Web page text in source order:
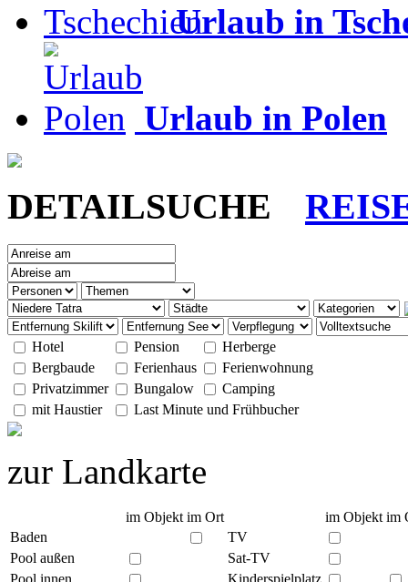
Urlaub in
Urlaub in Polen
DETAILSUCHE
Hotel Pension
Herberge
Bergbaude
Ferienhaus
Ferienwohnung
Privatzimmer
Bungalow
Camping
mit Haustier
Last Minute und Frühbucher
zur Landkarte
im Objekt im Ort im Objekt im
Baden
TV
Pool außen
Sat-TV